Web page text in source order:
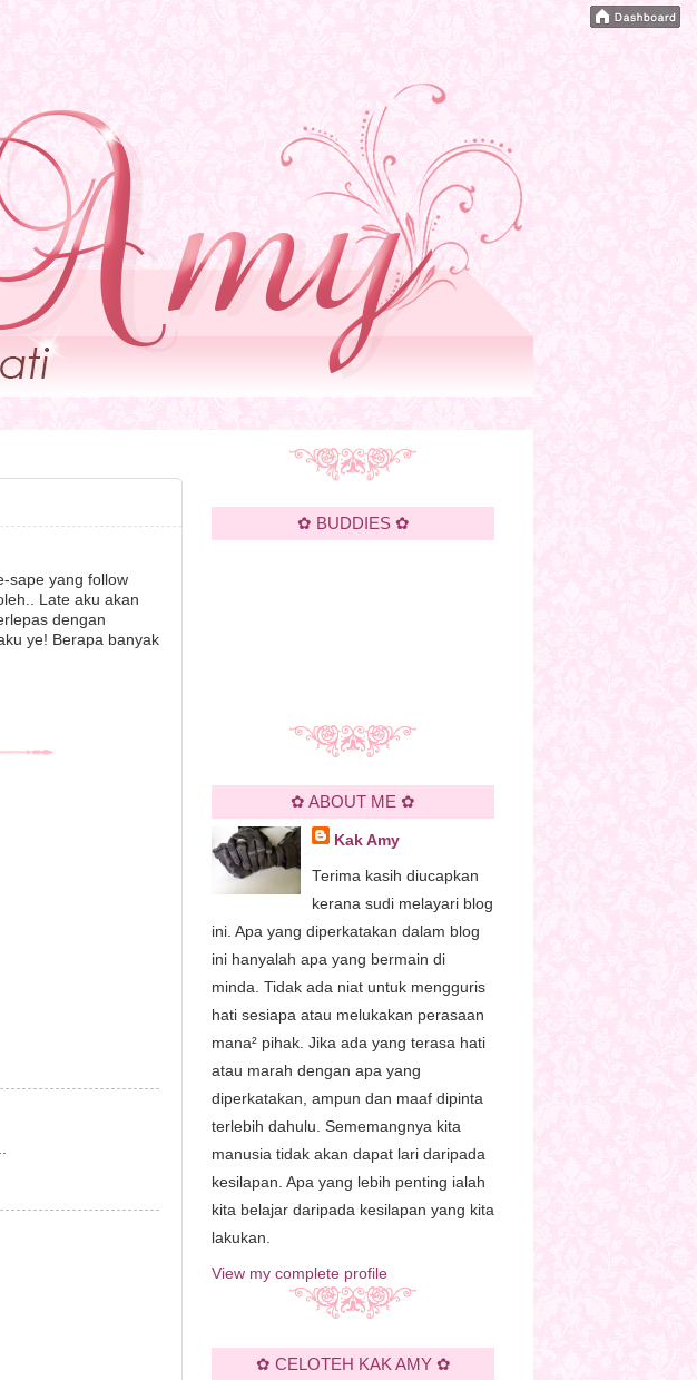
sape yang follow
Late aku akan
dengan
ye! Berapa banyak
✿ BUDDIES ✿
✿ ABOUT ME ✿
Kak Amy
Terima kasih diucapkan
kerana sudi melayari blog
ini. Apa yang diperkatakan dalam blog
ini hanyalah apa yang bermain di
minda. Tidak ada niat untuk mengguris
hati sesiapa atau melukakan perasaan
mana² pihak. Jika ada yang terasa hati
atau marah dengan apa yang
diperkatakan, ampun dan maaf dipinta
terlebih dahulu. Sememangnya kita
manusia tidak akan dapat lari daripada
kesilapan. Apa yang lebih penting ialah
kita belajar daripada kesilapan yang kita
lakukan.
View my complete profile
✿ CELOTEH KAK AMY ✿